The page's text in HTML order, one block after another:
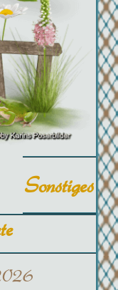
Sonstiges